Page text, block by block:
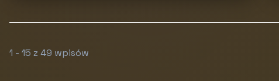
1 - 15 z 49 wpisów